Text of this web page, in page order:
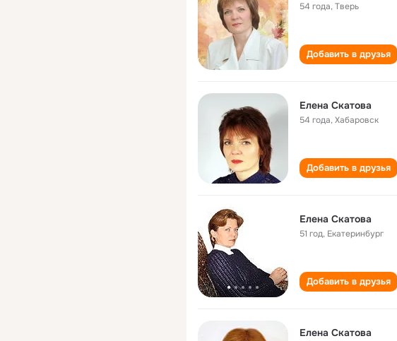
54 года,Тверь
Добавить в друзья
Елена Скатова
54 года,Хабаровск
Добавить в друзья
Елена Скатова
51 год, Екатеринбург
Добавить в друзья
Елена Скатова